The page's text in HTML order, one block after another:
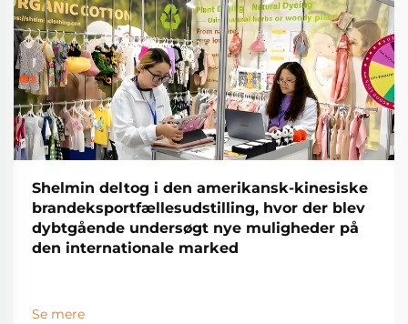
Shelmin deltog i den amerikansk-kinesiske
brandeksportfællesudstilling, hvor der blev
dybtgående undersøgt nye muligheder på
den internationale marked
Se mere